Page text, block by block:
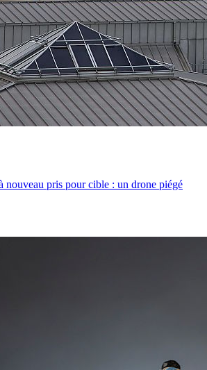
nouveau pris pour cible : un drone piégé